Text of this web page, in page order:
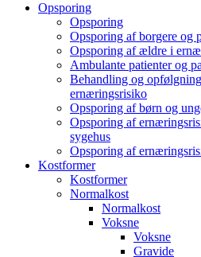
Opsporing
Opsporing
Opsporing af borgere og
Opsporing af ældre i
Ambulante patienter og
Behandling og
ernæringsrisiko
Opsporing af børn og
Opsporing af
sygehus
Opsporing af
Kostformer
Kostformer
Normalkost
Normalkost
Voksne
Voksne
Gravide